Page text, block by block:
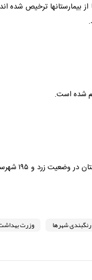
در حال حاضر هیچ
رنگبندی شهرها وزرت